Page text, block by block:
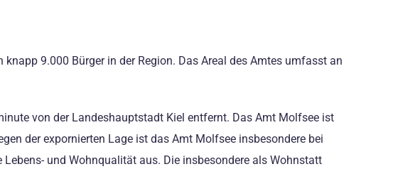
9.000 Bürger in der Region. Das Areal des Amtes umfasst an
von der Landeshauptstadt Kiel entfernt. Das Amt Molfsee ist
der expornierten Lage ist das Amt Molfsee insbesondere bei
und Wohnqualität aus. Die insbesondere als Wohnstatt